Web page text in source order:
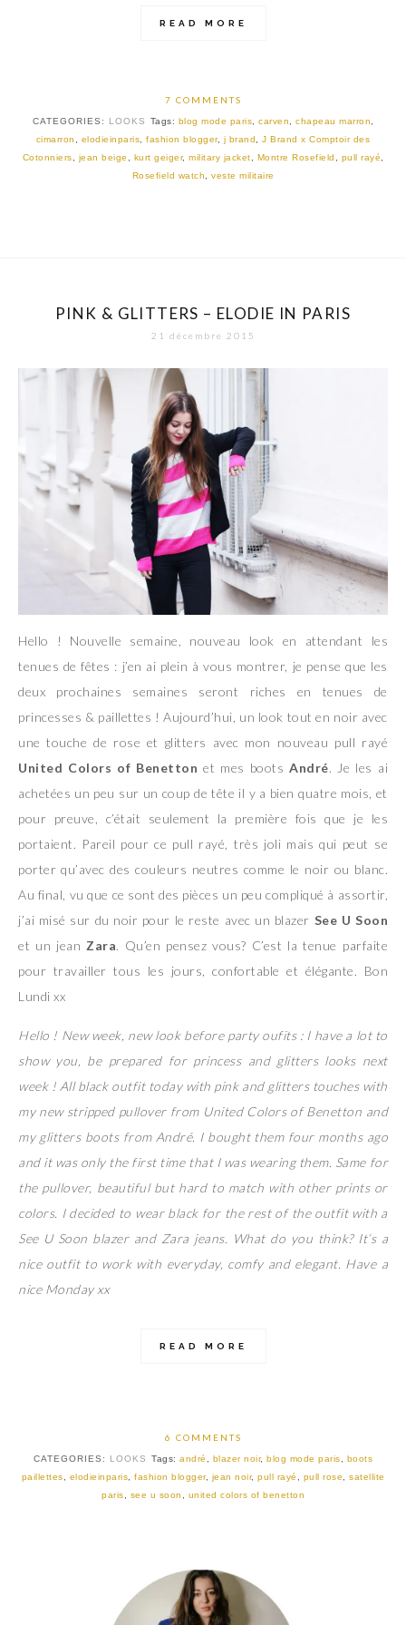
READ MORE
7 COMMENTS
CATEGORIES: LOOKS Tags: blog mode paris, carven, chapeau marron,
cimarron , elodieinparis,fashion blogger, j brand,J Brand x Comptoir des
Cotonniers, jean beige , kurt geiger, military jacket, Montre Rosefield , pull rayé,
Rosefield watch, veste militaire
PINK & GLITTERS – ELODIE IN PARIS
21 décembre 2015
Hello ! Nouvelle semaine, nouveau look en attendant les
tenues de fêtes : j’en ai plein à vous montrer, je pense que les
deux prochaines semaines seront riches en tenues de
princesses & paillettes ! Aujourd’hui, un look tout en noir avec
une touche de rose et glitters avec mon nouveau pull rayé
United Colors of Benetton et mes bootsAndré. Je les ai
achetées un peu sur un coup de tête il y a bien quatre mois, et
pour preuve, c’était seulement la première fois que je les
portaient. Pareil pour ce pull rayé, très joli mais qui peut se
porter qu’avec des couleurs neutres comme le noir ou blanc.
Au final, vu que ce sont des pièces un peu compliqué à assortir,
j’ai misé sur du noir pour le reste avec un blazer See U Soon
et un jeanZara. Qu’en pensez vous? C’est la tenue parfaite
pour travailler tous les jours, confortable et élégante. Bon
Lundi xx
Hello ! New week, new look before party oufits : I have a lot to
show you, be prepared for princess and glitters looks next
week ! All black outfit today with pink and glitters touches with
my new stripped pullover from United Colors of Benetton and
my glitters boots from André. I bought them four months ago
and it was only the first time that I was wearing them. Same for
the pullover, beautiful but hard to match with other prints or
colors. I decided to wear black for the rest of the outfit with a
See U Soon blazer and Zara jeans. What do you think? It’s a
nice outfit to work with everyday, comfy and elegant. Have a
nice Monday xx
READ MORE
6 COMMENTS
CATEGORIES: LOOKS Tags: andré , blazer noir, blog mode paris, boots
paillettes, elodieinparis, fashion blogger, jean noir, pull rayé , pull rose, satellite
paris, see u soon , united colors of benetton